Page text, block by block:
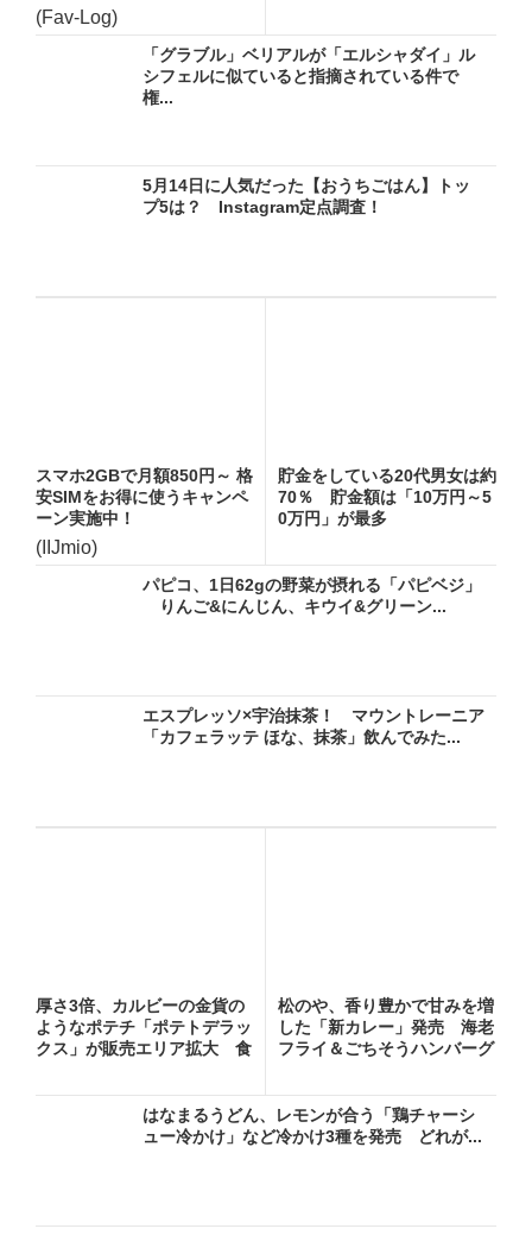
(Fav-Log)
「グラブル」ベリアルが「エルシャダイ」ル
シフェルに似ていると指摘されている件で
権...
5月14日に人気だった【おうちごはん】トッ
プ5は？ Instagram定点調査！
スマホ2GBで月額850円～ 格
安SIMをお得に使うキャンペ
ーン実施中！
(IIJmio)
貯金をしている20代男女は約
70％ 貯金額は「10万円～5
0万円」が最多
パピコ、1日62gの野菜が摂れる「パピベジ」
りんご&にんじん、キウイ&グリーン...
エスプレッソ×宇治抹茶！ マウントレーニア
「カフェラッテ ほな、抹茶」飲んでみた...
厚さ3倍、カルビーの金貨の
ようなポテチ「ポテトデラッ
クス」が販売エリア拡大 食
松のや、香り豊かで甘みを増
した「新カレー」発売 海老
フライ＆ごちそうハンバーグ
はなまるうどん、レモンが合う「鶏チャーシ
ュー冷かけ」など冷かけ3種を発売 どれが...